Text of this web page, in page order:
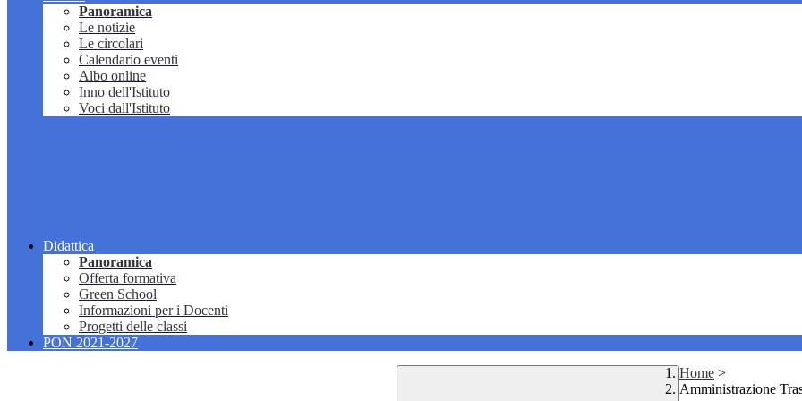
Panoramica
Le notizie
Le circolari
Calendario eventi
Albo online
Inno dell'Istituto
Voci dall'Istituto
Didattica
Panoramica
Offerta formativa
Green School
Informazioni per i Docenti
Progetti delle classi
PON 2021-2027
Home >
Amministrazione